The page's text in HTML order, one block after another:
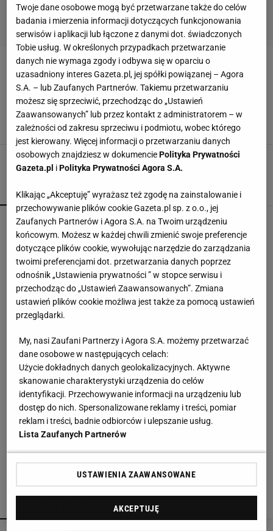
MARCEL GECOV
Słowaccy i czescy piłkarze Śląska Wrocław
zmorą Podbeskidzia Bielsko-Biała
dawan, slaskwroclaw.pl,23 KWIETNIA 2016, 16:19
POPULARNE NAJNOWSZE
Ależ wieści ws. Lewandowskiego. Barcelona
nagle ogłasza
Anastazja Kuś została mistrzynią świata.
"Kariera przez pośladki"? Mamy komentarz
SUBSKRYPCJA
RS 5 rozdziela moment w zupełnie nowy sposób
MATERIAŁ PROMOCYJNY
Będzie wielki hit z udziałem Osaki w Toronto!
Oto ostatnie ćwierćfinalistki
Cały świat patrzy na Świątek i Abramowicz. "To
kolejna czerwona flaga"
SUBSKRYPCJA
Twoje dane osobowe mogą być przetwarzane także do celów
badania i mierzenia informacji dotyczących funkcjonowania
serwisów i aplikacji lub łączone z danymi dot. świadczonych
Tobie usług. W określonych przypadkach przetwarzanie
danych nie wymaga zgody i odbywa się w oparciu o
uzasadniony interes Gazeta.pl, jej spółki powiązanej – Agora
S.A. – lub Zaufanych Partnerów. Takiemu przetwarzaniu
możesz się sprzeciwić, przechodząc do „Ustawień
Zaawansowanych” lub przez kontakt z administratorem – w
zależności od zakresu sprzeciwu i podmiotu, wobec którego
jest kierowany. Więcej informacji o przetwarzaniu danych
osobowych znajdziesz w dokumenciePolityka Prywatności
Gazeta.pl iPolityka Prywatności Agora S.A.
Klikając „Akceptuję” wyrażasz też zgodę na zainstalowanie i
przechowywanie plików cookie Gazeta.pl sp. z o.o., jej
Zaufanych Partnerów i Agora S.A. na Twoim urządzeniu
końcowym. Możesz w każdej chwili zmienić swoje preferencje
dotyczące plików cookie, wywołując narzędzie do zarządzania
twoimi preferencjami dot. przetwarzania danych poprzez
odnośnik „Ustawienia prywatności ” w stopce serwisu i
przechodząc do „Ustawień Zaawansowanych”. Zmiana
ustawień plików cookie możliwa jest także za pomocą ustawień
przeglądarki.
My, nasi Zaufani Partnerzy i Agora S.A. możemy przetwarzać
dane osobowe w następujących celach:
Użycie dokładnych danych geolokalizacyjnych. Aktywne
skanowanie charakterystyki urządzenia do celów
identyfikacji. Przechowywanie informacji na urządzeniu lub
dostęp do nich. Spersonalizowane reklamy i treści, pomiar
reklam i treści, badnie odbiorców i ulepszanie usług.
Lista Zaufanych Partnerów
USTAWIENIA ZAAWANSOWANE
AKCEPTUJĘ